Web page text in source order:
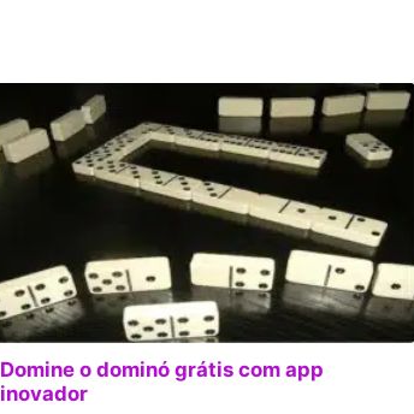
Domine o dominó grátis com app
inovador